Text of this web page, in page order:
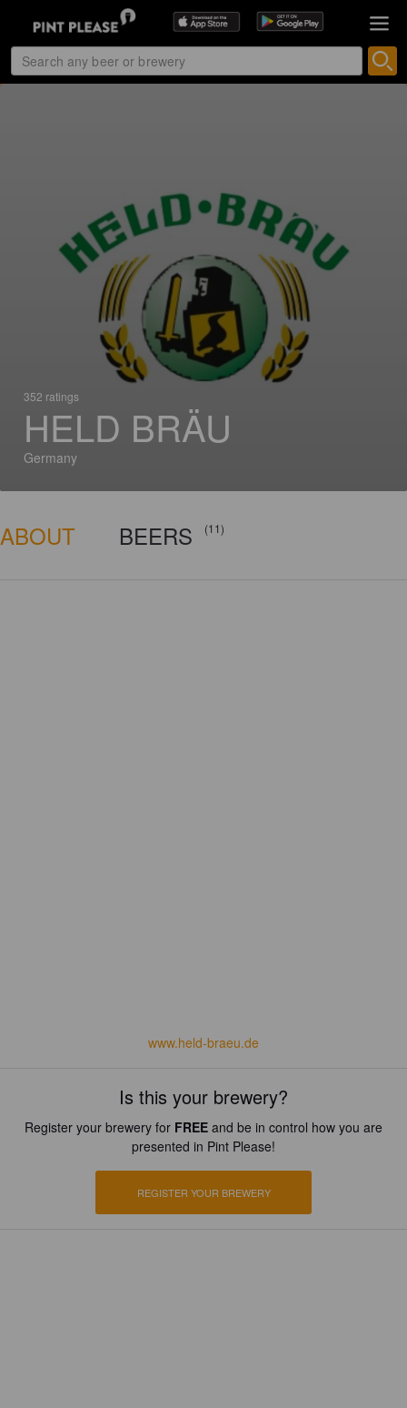
352 ratings
HELD BRÄU
Germany
ABOUT BEERS (11)
www.held-braeu.de
Is this your brewery?
Register your brewery for FREE and be in control how you are
presented in Pint Please!
REGISTER YOUR BREWERY